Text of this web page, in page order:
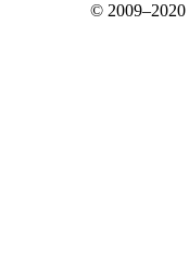
© 2009–2020